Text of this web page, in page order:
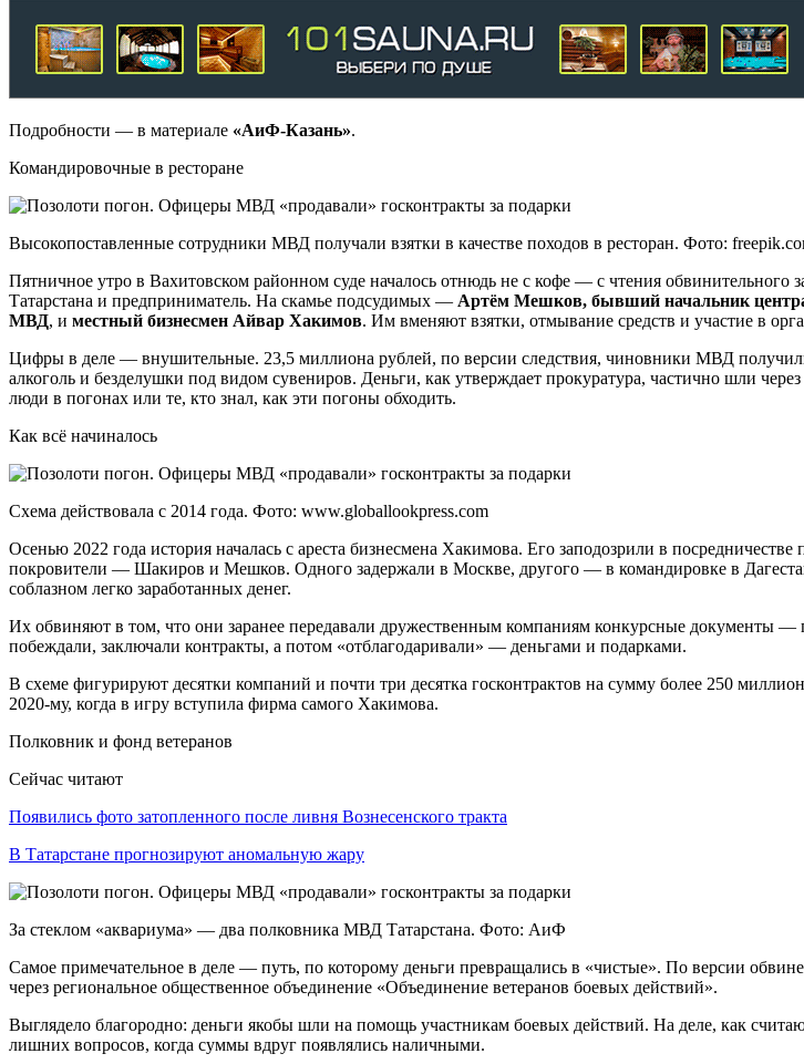
Подробности — в материале «АиФ-Казань».
Командировочные в ресторане
Высокопоставленные сотрудники МВД получали взятки в качестве походов в ресторан. Фото:
Пятничное утро в Вахитовском районном суде началось отнюдь не с кофе — с чтения
Татарстана и предприниматель. На скамье подсудимых — Артём Мешков, бывший начальник
МВД, и местный бизнесмен Айвар Хакимов. Им вменяют взятки, отмывание средств и участие в
Цифры в деле — внушительные. 23,5 миллиона рублей, по версии следствия, чиновники МВД
алкоголь и безделушки под видом сувениров. Деньги, как утверждает прокуратура, частично шли
люди в погонах или те, кто знал, как эти погоны обходить.
Как всё начиналось
Схема действовала с 2014 года. Фото: www.globallookpress.com
Осенью 2022 года история началась с ареста бизнесмена Хакимова. Его заподозрили в
покровители — Шакиров и Мешков. Одного задержали в Москве, другого — в командировке в
соблазном легко заработанных денег.
Их обвиняют в том, что они заранее передавали дружественным компаниям конкурсные документы
побеждали, заключали контракты, а потом «отблагодаривали» — деньгами и подарками.
В схеме фигурируют десятки компаний и почти три десятка госконтрактов на сумму более 250
2020-му, когда в игру вступила фирма самого Хакимова.
Полковник и фонд ветеранов
Сейчас читают
Появились фото затопленного после ливня Вознесенского тракта
В Татарстане прогнозируют аномальную жару
За стеклом «аквариума» — два полковника МВД Татарстана. Фото: АиФ
Самое примечательное в деле — путь, по которому деньги превращались в «чистые». По версии
через региональное общественное объединение «Объединение ветеранов боевых действий».
Выглядело благородно: деньги якобы шли на помощь участникам боевых действий. На деле, как
лишних вопросов, когда суммы вдруг появлялись наличными.